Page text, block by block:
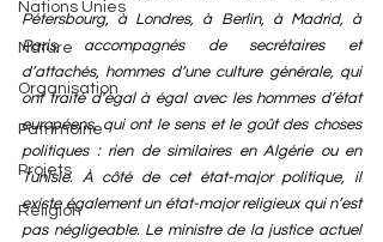
Nations Unies
Nature
Organisation
Patrimoine
Projets
Religion
Pétersbourg, à Londres, à Berlin, à Madrid, à
Paris, accompagnés de secrétaires et
d’attachés, hommes d’une culture générale, qui
ont traité d’égal à égal avec les hommes d’état
européens, qui ont le sens et le goût des choses
politiques : rien de similaires en Algérie ou en
Tunisie. À côté de cet état-major politique, il
existe également un état-major religieux qui n’est
pas négligeable. Le ministre de la justice actuel